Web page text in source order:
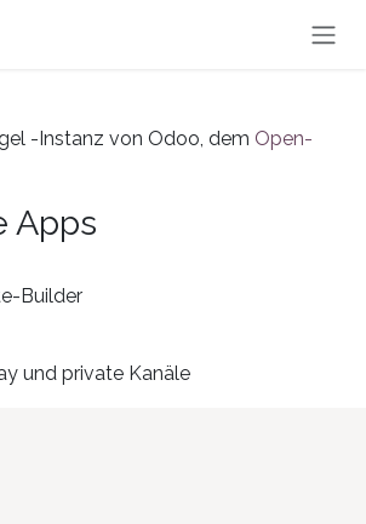
-Instanz von Odoo, dem Open-
Apps
Builder
und private Kanäle